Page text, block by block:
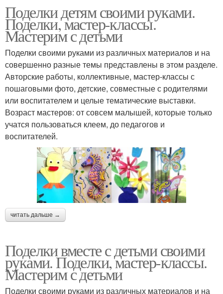
Поделки детям своими руками.
Поделки, мастер-классы.
Мастерим с детьми
Поделки своими руками из различных материалов и на
совершенно разные темы представлены в этом разделе.
Авторские работы, коллективные, мастер-классы с
пошаговыми фото, детские, совместные с родителями
или воспитателем и целые тематические выставки.
Возраст мастеров: от совсем малышей, которые только
учатся пользоваться клеем, до педагогов и
воспитателей.
читать дальше →
Поделки вместе с детьми своими
руками. Поделки, мастер-классы.
Мастерим с детьми
Поделки своими руками из различных материалов и на